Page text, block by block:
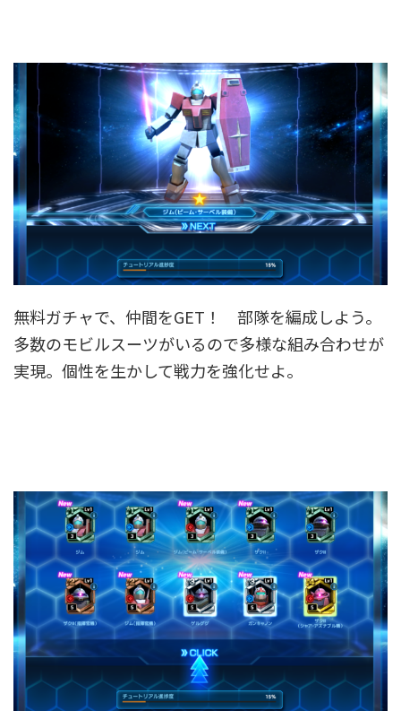
無料ガチャで、仲間をGET！ 部隊を編成しよう。
多数のモビルスーツがいるので多様な組み合わせが
実現。個性を生かして戦力を強化せよ。